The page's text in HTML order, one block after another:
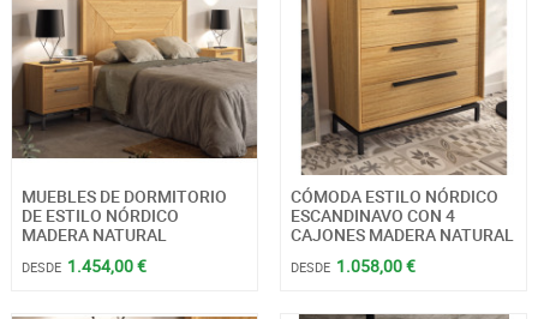
MUEBLES DE DORMITORIO
DE ESTILO NÓRDICO
MADERA NATURAL
DESDE 1.454,00 €
CÓMODA ESTILO NÓRDICO
ESCANDINAVO CON 4
CAJONES MADERA NATURAL
DESDE 1.058,00 €